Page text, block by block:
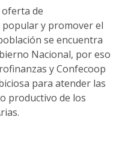
oferta de
y promover el
se encuentra
Nacional, por eso
y Confecoop
para atender las
productivo de los